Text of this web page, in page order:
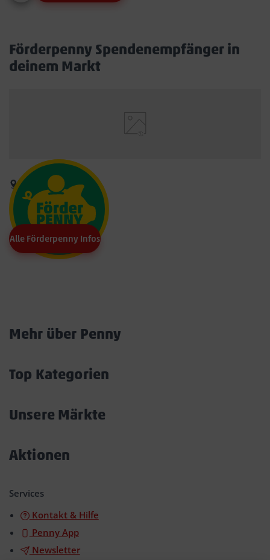
Förderpenny Spendenempfänger in
deinem Markt
Alle Förderpenny Infos
Mehr über Penny
Top Kategorien
Unsere Märkte
Aktionen
Services
Kontakt & Hilfe
Penny App
Newsletter